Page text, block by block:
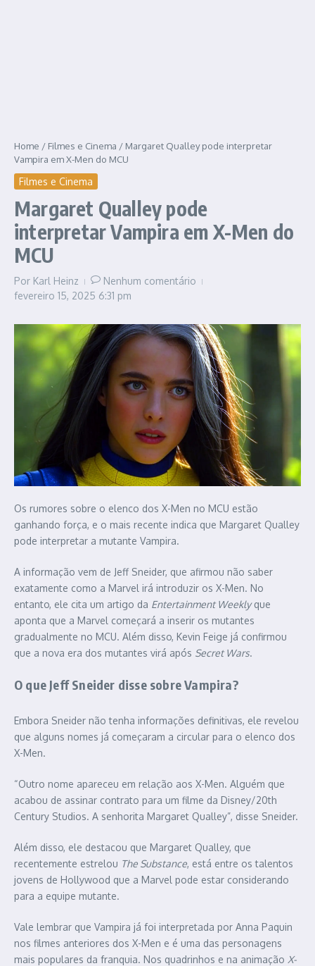
Home / Filmes e Cinema / Margaret Qualley pode interpretar
Vampira em X-Men do MCU
Filmes e Cinema
Margaret Qualley pode
interpretar Vampira em X-Men do
MCU
Por Karl Heinz
Nenhum comentário
fevereiro 15, 2025 6:31 pm
Os rumores sobre o elenco dos X-Men no MCU estão
ganhando força, e o mais recente indica que Margaret Qualley
pode interpretar a mutante Vampira.
A informação vem de Jeff Sneider, que afirmou não saber
exatamente como a Marvel irá introduzir os X-Men. No
entanto, ele cita um artigo da Entertainment Weeklyque
aponta que a Marvel começará a inserir os mutantes
gradualmente no MCU. Além disso, Kevin Feige já confirmou
que a nova era dos mutantes virá após Secret Wars.
O que Jeff Sneider disse sobre Vampira?
Embora Sneider não tenha informações definitivas, ele revelou
que alguns nomes já começaram a circular para o elenco dos
X-Men.
“Outro nome apareceu em relação aos X-Men. Alguém que
acabou de assinar contrato para um filme da Disney/20th
Century Studios. A senhorita Margaret Qualley”, disse Sneider.
Além disso, ele destacou que Margaret Qualley, que
recentemente estrelou The Substance, está entre os talentos
jovens de Hollywood que a Marvel pode estar considerando
para a equipe mutante.
Vale lembrar que Vampira já foi interpretada por Anna Paquin
nos filmes anteriores dos X-Men e é uma das personagens
mais populares da franquia. Nos quadrinhos e na animação X-